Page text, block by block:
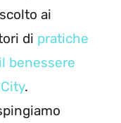
ai
di pratiche
benessere
.